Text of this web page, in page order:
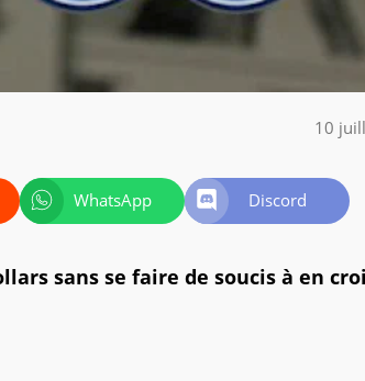
10
WhatsApp Discord
sans se faire de soucis à en